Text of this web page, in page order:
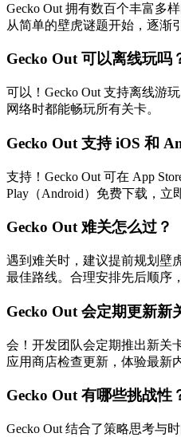
Gecko Out 拥有数百个丰富多
从简单的壁虎谜题开始，逐渐
Gecko Out 可以离线玩吗
可以！Gecko Out 支持离线游
网络时都能畅玩所有关卡。
Gecko Out 支持 iOS 和
支持！Gecko Out 可在 App
Play（Android）免费下载，立
Gecko Out 难关怎么过？
遇到难关时，建议提前规划壁
最佳路线。合理安排先后顺序
Gecko Out 会定期更新新
会！开发团队会定期推出新关
应用商店检查更新，体验最新
Gecko Out 有哪些挑战性
Gecko Out 结合了策略思考与